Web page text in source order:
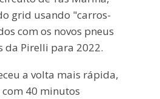
grid usando "carros-
com os novos pneus
da Pirelli para 2022.
a volta mais rápida,
40 minutos